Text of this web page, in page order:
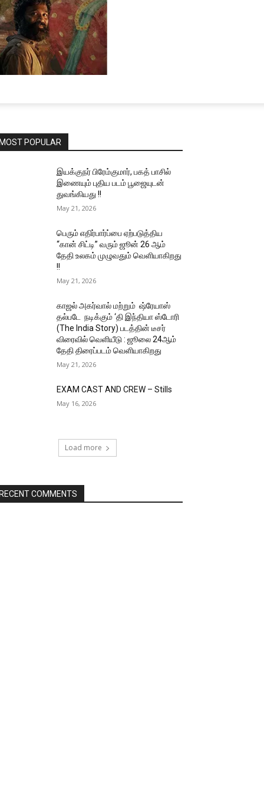
MOST POPULAR
இயக்குநர் பிரேம்குமார், பகத் பாசில்
இணையும் புதிய படம் பூஜையுடன்
துவங்கியது !!
May 21, 2026
பெரும் எதிர்பார்ப்பை ஏற்படுத்திய
“கான் சிட்டி” வரும் ஜூன் 26 ஆம்
தேதி உலகம் முழுவதும் வெளியாகிறது
!!
May 21, 2026
காஜல் அகர்வால் மற்றும் ஷ்ரேயாஸ்
தல்படே நடிக்கும் ‘தி இந்தியா ஸ்டோரி
(The India Story) படத்தின் டீசர்
விரைவில் வெளியீடு : ஜூலை 24ஆம்
தேதி திரைப்படம் வெளியாகிறது
May 21, 2026
EXAM CAST AND CREW – Stills
May 16, 2026
Load more
RECENT COMMENTS